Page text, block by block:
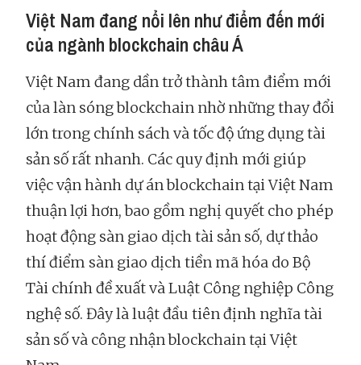
Việt Nam đang nổi lên như điểm đến mới
của ngành blockchain châu Á
Việt Nam đang dần trở thành tâm điểm mới
của làn sóng blockchain nhờ những thay đổi
lớn trong chính sách và tốc độ ứng dụng tài
sản số rất nhanh. Các quy định mới giúp
việc vận hành dự án blockchain tại Việt Nam
thuận lợi hơn, bao gồm nghị quyết cho phép
hoạt động sàn giao dịch tài sản số, dự thảo
thí điểm sàn giao dịch tiền mã hóa do Bộ
Tài chính đề xuất và Luật Công nghiệp Công
nghệ số. Đây là luật đầu tiên định nghĩa tài
sản số và công nhận blockchain tại Việt